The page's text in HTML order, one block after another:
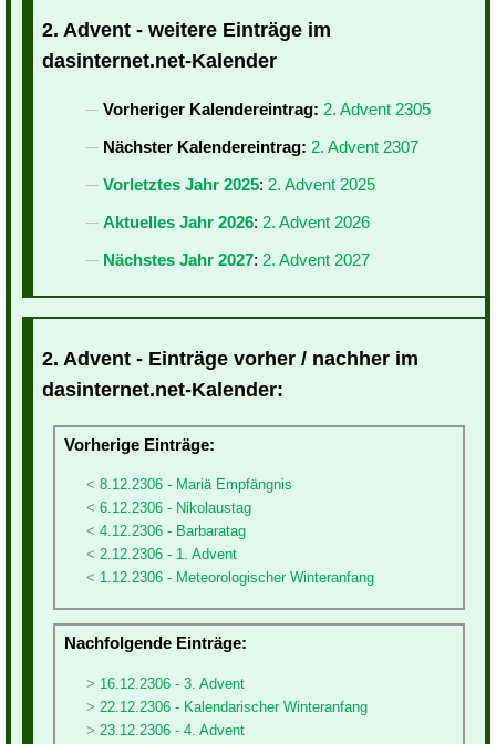
2. Advent - weitere Einträge im
dasinternet.net-Kalender
Vorheriger Kalendereintrag: 2. Advent 2305
Nächster Kalendereintrag: 2. Advent 2307
Vorletztes Jahr 2025: 2. Advent 2025
Aktuelles Jahr 2026: 2. Advent 2026
Nächstes Jahr 2027: 2. Advent 2027
2. Advent - Einträge vorher / nachher im
dasinternet.net-Kalender:
Vorherige Einträge:
8.12.2306 - Mariä Empfängnis
6.12.2306 - Nikolaustag
4.12.2306 - Barbaratag
2.12.2306 - 1. Advent
1.12.2306 - Meteorologischer Winteranfang
Nachfolgende Einträge:
16.12.2306 - 3. Advent
22.12.2306 - Kalendarischer Winteranfang
23.12.2306 - 4. Advent